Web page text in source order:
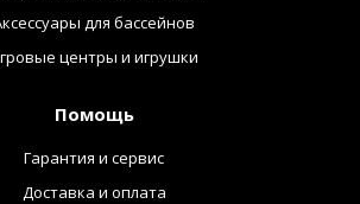
для бассейнов
центры и игрушки
Помощь
Гарантия и сервис
Доставка и оплата